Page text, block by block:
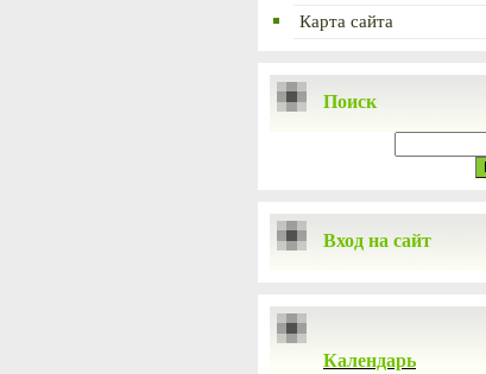
Карта сайта
Поиск
Вход на сайт
Календарь